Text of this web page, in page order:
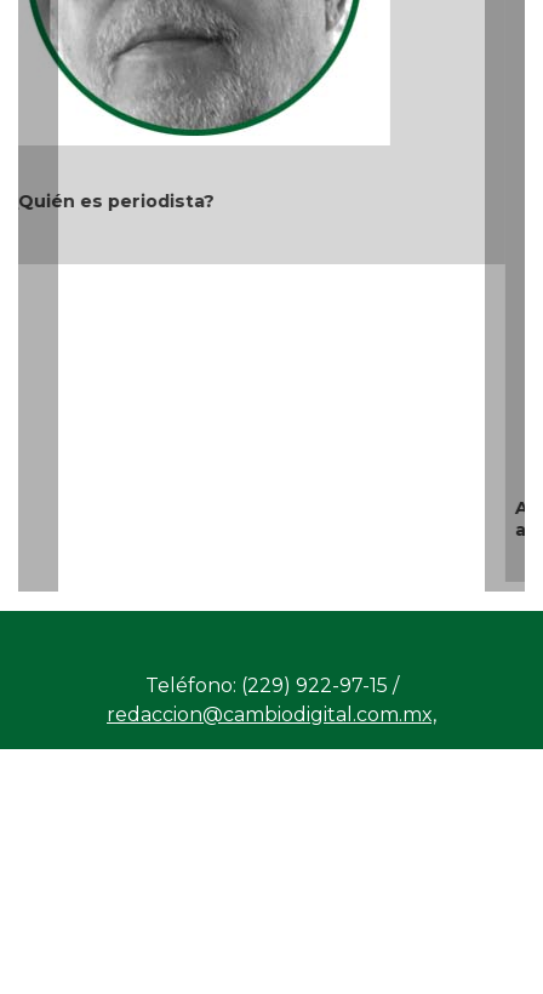
Aproveche estímulos fiscales; Gobierno Estatal lo
apoya